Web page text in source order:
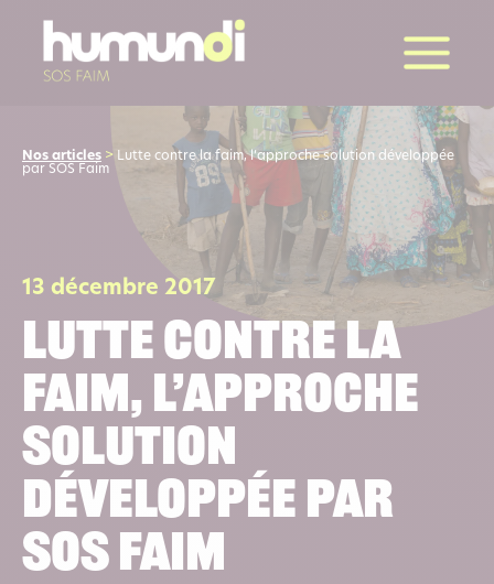
Nos articles > Lutte contre la faim, l’approche solution développée
par SOS Faim
13 décembre 2017
Lutte contre la
faim, l’approche
solution
développée par
SOS Faim